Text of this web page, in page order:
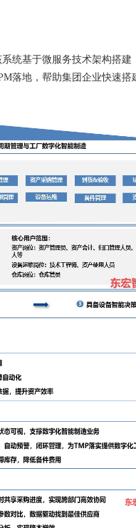
基于微服务技术架构搭建
落地，帮助集团企业快速搭